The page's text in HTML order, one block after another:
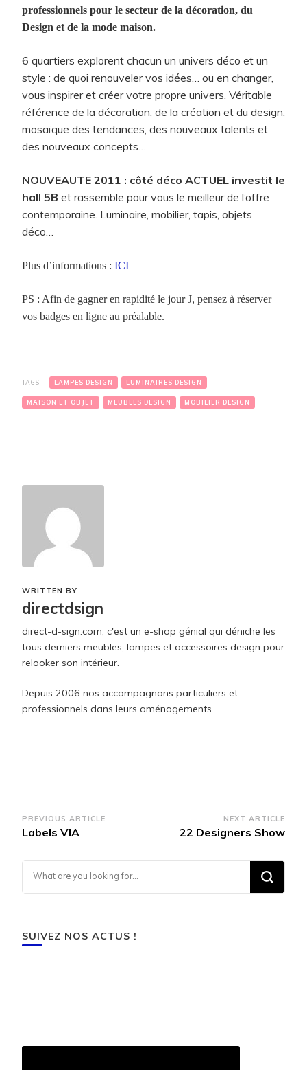
professionnels pour le secteur de la décoration, du
Design et de la mode maison.
6 quartiers explorent chacun un univers déco et un
style : de quoi renouveler vos idées… ou en changer,
vous inspirer et créer votre propre univers. Véritable
référence de la décoration, de la création et du design,
mosaïque des tendances, des nouveaux talents et
des nouveaux concepts…
NOUVEAUTE 2011 : côté déco ACTUEL investit le
hall 5B et rassemble pour vous le meilleur de l’offre
contemporaine. Luminaire, mobilier, tapis, objets
déco…
Plus d’informations : ICI
PS : Afin de gagner en rapidité le jour J, pensez à réserver
vos badges en ligne au préalable.
TAGS: LAMPES DESIGN LUMINAIRES DESIGN
MAISON ET OBJET MEUBLES DESIGN MOBILIER DESIGN
WRITTEN BY
directdsign
direct-d-sign.com, c'est un e-shop génial qui déniche les
tous derniers meubles, lampes et accessoires design pour
relooker son intérieur.
Depuis 2006 nos accompagnons particuliers et
professionnels dans leurs aménagements.
Post
Navigation
PREVIOUS ARTICLE
Labels VIA
NEXT ARTICLE
22 Designers Show
SUIVEZ NOS ACTUS !